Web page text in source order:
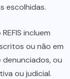
escolhidas.
incluem
ou não em
ou
ou judicial.